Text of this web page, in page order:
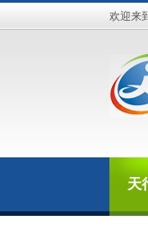
欢迎来
天